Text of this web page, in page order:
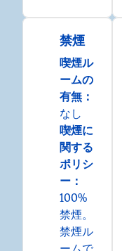
禁煙
喫煙ル
ームの
有無：
なし
喫煙に
関する
ポリシ
ー：
100%
禁煙。
禁煙ル
ームで